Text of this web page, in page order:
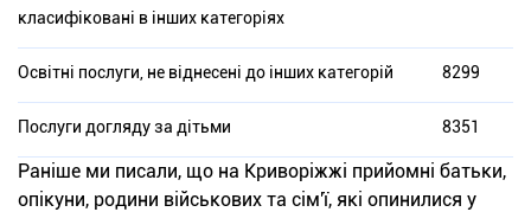
класифіковані в інших категоріях
Освітні послуги, не віднесені до інших категорій 8299
Послуги догляду за дітьми 8351
Раніше ми писали, що на Криворіжжі прийомні батьки,
опікуни, родини військових та сім'ї, які опинилися у